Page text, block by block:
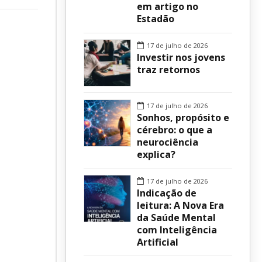
em artigo no
Estadão
17 de julho de 2026
Investir nos jovens
traz retornos
17 de julho de 2026
Sonhos, propósito e
cérebro: o que a
neurociência
explica?
17 de julho de 2026
Indicação de
leitura: A Nova Era
da Saúde Mental
com Inteligência
Artificial